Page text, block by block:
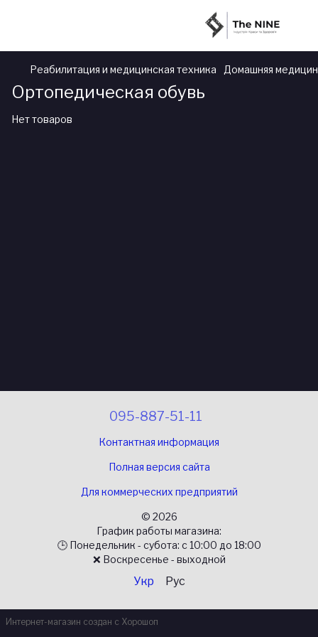
Реабилитация и медицинская техника Домашняя
Ортопедическая обувь
Нет товаров
095-887-51-11
Контактная информация
Полная версия сайта
Для коммерческих предприятий
© 2026
График работы магазина:
🕒 Понедельник - субота: с 10:00 до 18:00
❌ Воскресенье - выходной
Укр Рус
Интернет-магазин создан с Хорошоп